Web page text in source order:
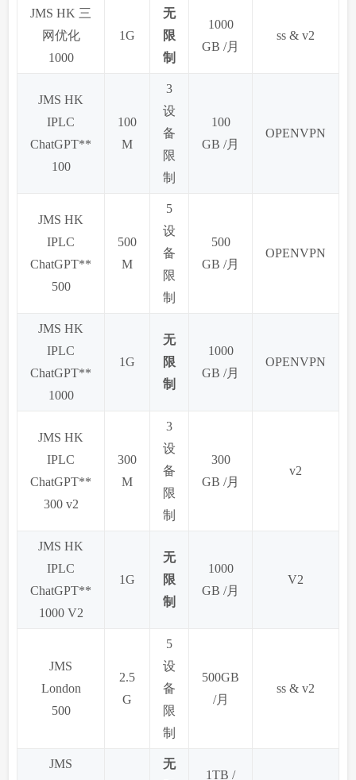
JMS HK 三
网优化
1000
1G
无
限
制
1000
GB /月
ss & v2
JMS HK
IPLC
ChatGPT**
100
100
M
3
设
备
限
制
100
GB /月
OPENVPN
JMS HK
IPLC
ChatGPT**
500
500
M
5
设
备
限
制
500
GB /月
OPENVPN
JMS HK
IPLC
ChatGPT**
1000
1G
无
限
制
1000
GB /月
OPENVPN
JMS HK
IPLC
ChatGPT**
300 v2
300
M
3
设
备
限
制
300
GB /月
v2
JMS HK
IPLC
ChatGPT**
1000 V2
1G
无
限
制
1000
GB /月
V2
JMS
London
500
2.5
G
5
设
备
限
制
500GB
/月
ss & v2
JMS
无
1TB /